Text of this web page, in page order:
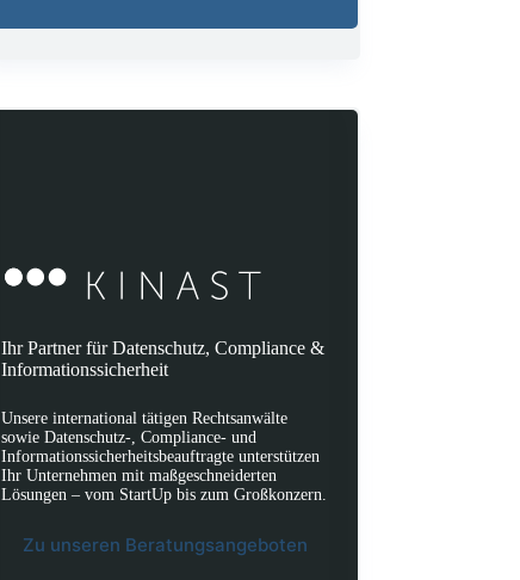
Ihr Partner für Datenschutz, Compliance &
Informationssicherheit
Unsere international tätigen Rechtsanwälte
sowie Datenschutz-, Compliance- und
Informationssicherheitsbeauftragte unterstützen
Ihr Unternehmen mit maßgeschneiderten
Lösungen – vom StartUp bis zum Großkonzern.
Zu unseren Beratungsangeboten